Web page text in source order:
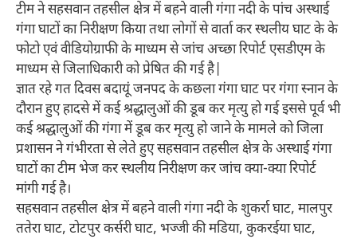
टीम ने सहसवान तहसील क्षेत्र में बहने वाली गंगा नदी के पांच अस्थाई
गंगा घाटों का निरीक्षण किया तथा लोगों से वार्ता कर स्थलीय घाट के के
फोटो एवं वीडियोग्राफी के माध्यम से जांच अच्छा रिपोर्ट एसडीएम के
माध्यम से जिलाधिकारी को प्रेषित की गई है|
ज्ञात रहे गत दिवस बदायूं जनपद के कछला गंगा घाट पर गंगा स्नान के
दौरान हुए हादसे में कई श्रद्धालुओं की डूब कर मृत्यु हो गई इससे पूर्व भी
कई श्रद्धालुओं की गंगा में डूब कर मृत्यु हो जाने के मामले को जिला
प्रशासन ने गंभीरता से लेते हुए सहसवान तहसील क्षेत्र के अस्थाई गंगा
घाटों का टीम भेज कर स्थलीय निरीक्षण कर जांच क्या-क्या रिपोर्ट
मांगी गई है।
सहसवान तहसील क्षेत्र में बहने वाली गंगा नदी के शुकर्रा घाट, मालपुर
ततेरा घाट, टोटपुर कर्सरी घाट, भज्जी की मडिया, कुकरईया घाट,